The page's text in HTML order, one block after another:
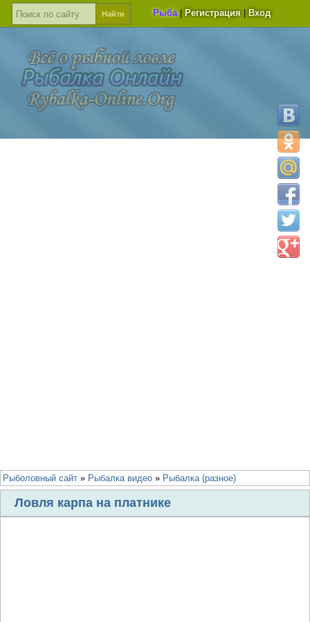
Рыба| Регистрация Вход
Рыболовный сайт » Рыбалка видео » Рыбалка (разное)
Ловля карпа на платнике